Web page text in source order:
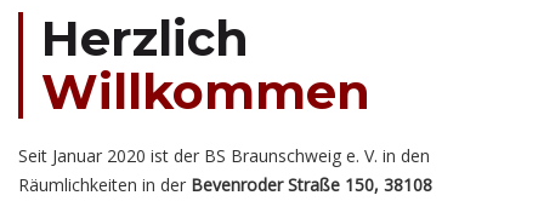
Herzlich
Willkommen
Seit Januar 2020 ist der BS Braunschweig e. V. in den
Räumlichkeiten in der Bevenroder Straße 150, 38108